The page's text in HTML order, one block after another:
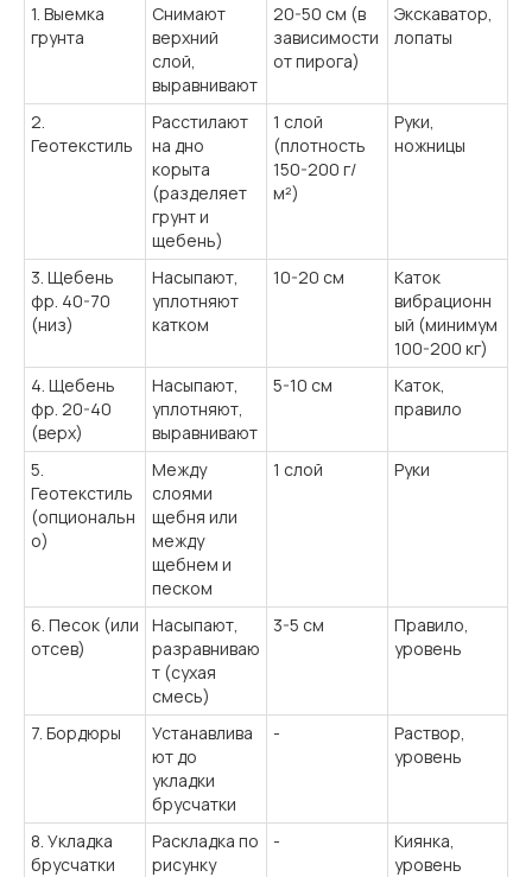
1. Выемка
грунта
Снимают
верхний
слой,
выравнивают
20-50 см (в
зависимости
от пирога)
Экскаватор,
лопаты
2.
Геотекстиль
Расстилают
на дно
корыта
(разделяет
грунт и
щебень)
1 слой
(плотность
150-200 г/
м²)
Руки,
ножницы
3. Щебень
фр. 40-70
(низ)
Насыпают,
уплотняют
катком
10-20 см
Каток
вибрационн
ый (минимум
100-200 кг)
4. Щебень
фр. 20-40
(верх)
Насыпают,
уплотняют,
выравнивают
5-10 см
Каток,
правило
5.
Геотекстиль
(опциональн
о)
Между
слоями
щебня или
между
щебнем и
песком
1 слой Руки
6. Песок (или
отсев)
Насыпают,
разравниваю
т (сухая
смесь)
3-5 см
Правило,
уровень
7. Бордюры
Устанавлива
ют до
укладки
брусчатки
-
Раствор,
уровень
8. Укладка
брусчатки
Раскладка по
рисунку
-
Киянка,
уровень